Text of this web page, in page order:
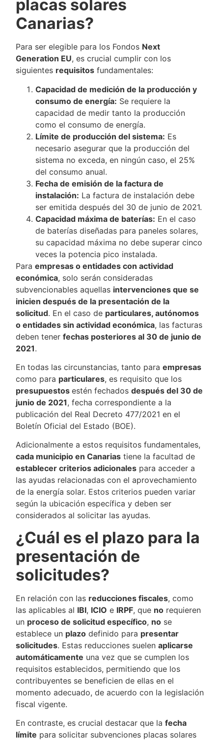
placas solares
Canarias?
Para ser elegible para los Fondos Next
Generation EU, es crucial cumplir con los
siguientes requisitos fundamentales:
Capacidad de medición de la producción y
consumo de energía: Se requiere la
capacidad de medir tanto la producción
como el consumo de energía.
Límite de producción del sistema: Es
necesario asegurar que la producción del
sistema no exceda, en ningún caso, el 25%
del consumo anual.
Fecha de emisión de la factura de
instalación: La factura de instalación debe
ser emitida después del 30 de junio de 2021.
Capacidad máxima de baterías: En el caso
de baterías diseñadas para paneles solares,
su capacidad máxima no debe superar cinco
veces la potencia pico instalada.
Paraempresas o entidades con actividad
económica, solo serán consideradas
subvencionables aquellas intervenciones que se
inicien después de la presentación de la
solicitud. En el caso de particulares, autónomos
o entidades sin actividad económica, las facturas
deben tenerfechas posteriores al 30 de junio de
2021.
En todas las circunstancias, tanto paraempresas
como para particulares, es requisito que los
presupuestosestén fechadosdespués del 30 de
junio de 2021, fecha correspondiente a la
publicación del Real Decreto 477/2021 en el
Boletín Oficial del Estado (BOE).
Adicionalmente a estos requisitos fundamentales,
cada municipio en Canarias tiene la facultad de
establecer criterios adicionales para acceder a
las ayudas relacionadas con el aprovechamiento
de la energía solar. Estos criterios pueden variar
según la ubicación específica y deben ser
considerados al solicitar las ayudas.
¿Cuál es el plazo para la
presentación de
solicitudes?
En relación con las reducciones fiscales, como
las aplicables al IBI, ICIO e IRPF, que no requieren
un proceso de solicitud específico, no se
establece un plazo definido para presentar
solicitudes. Estas reducciones suelenaplicarse
automáticamente una vez que se cumplen los
requisitos establecidos, permitiendo que los
contribuyentes se beneficien de ellas en el
momento adecuado, de acuerdo con la legislación
fiscal vigente.
En contraste, es crucial destacar que lafecha
límite para solicitar subvenciones placas solares